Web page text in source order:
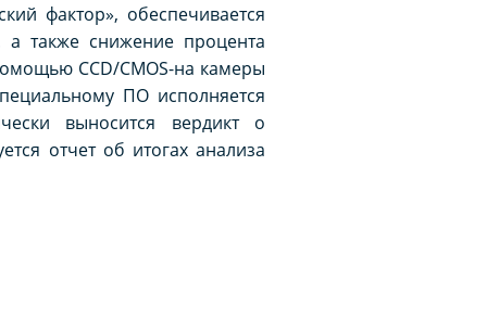
фактор», обеспечивается
а также снижение процента
CCD/CMOS-на камеры
ПО исполняется
выносится вердикт о
отчет об итогах анализа